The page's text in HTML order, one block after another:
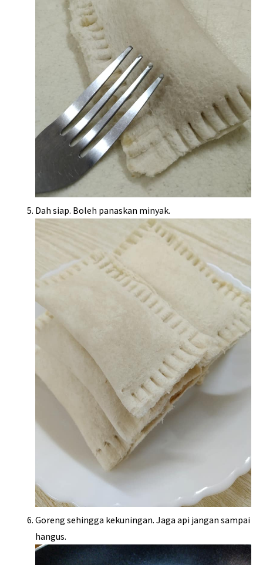
Dah siap. Boleh panaskan minyak.
Goreng sehingga kekuningan. Jaga api jangan sampai
hangus.